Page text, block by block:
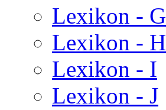
Lexikon - G
Lexikon - H
Lexikon - I
Lexikon - J